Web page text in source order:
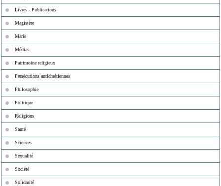
Livres - Publications
Magistère
Marie
Médias
Patrimoine religieux
Persécutions antichrétiennes
Philosophie
Politique
Religions
Santé
Sciences
Sexualité
Société
Solidarité